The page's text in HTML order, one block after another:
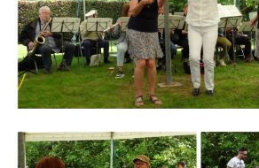
Branding
ARMCHAIR